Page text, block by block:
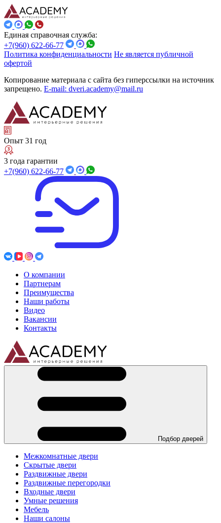
Единая справочная служба:
+7(960) 622-66-77
Политика конфиденциальности Не является публичной
офертой
Копирование материала с сайта без гиперссылки на источник
запрещено. E-mail: dveri.academy@mail.ru
Опыт 31 год
3 года гарантии
+7(960) 622-66-77
О компании
Партнерам
Преимущества
Наши работы
Видео
Вакансии
Контакты
Подбор дверей
Межкомнатные двери
Скрытые двери
Раздвижные двери
Раздвижные перегородки
Входные двери
Умные решения
Мебель
Наши салоны